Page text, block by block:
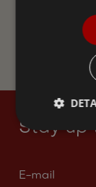
WORD LID
Stay up